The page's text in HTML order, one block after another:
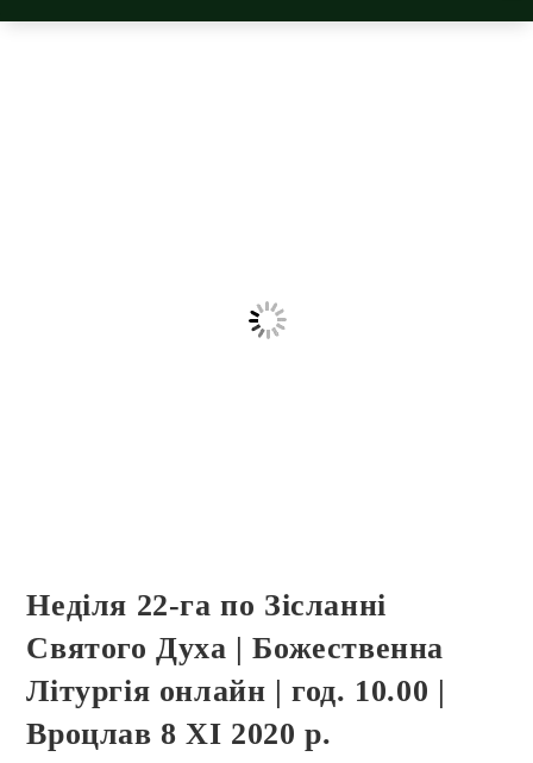
Неділя 22-га по Зісланні
Святого Духа | Божественна
Літургія онлайн | год. 10.00 |
Вроцлав 8 XI 2020 р.